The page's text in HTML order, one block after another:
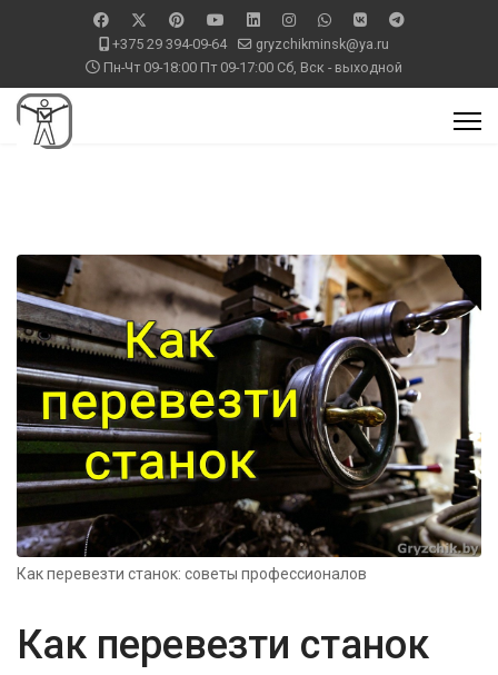
+375 29 394-09-64
gryzchikminsk@ya.ru
Пн-Чт 09-18:00 Пт 09-17:00 Сб, Вск - выходной
Как перевезти станок: советы профессионалов
Как перевезти станок